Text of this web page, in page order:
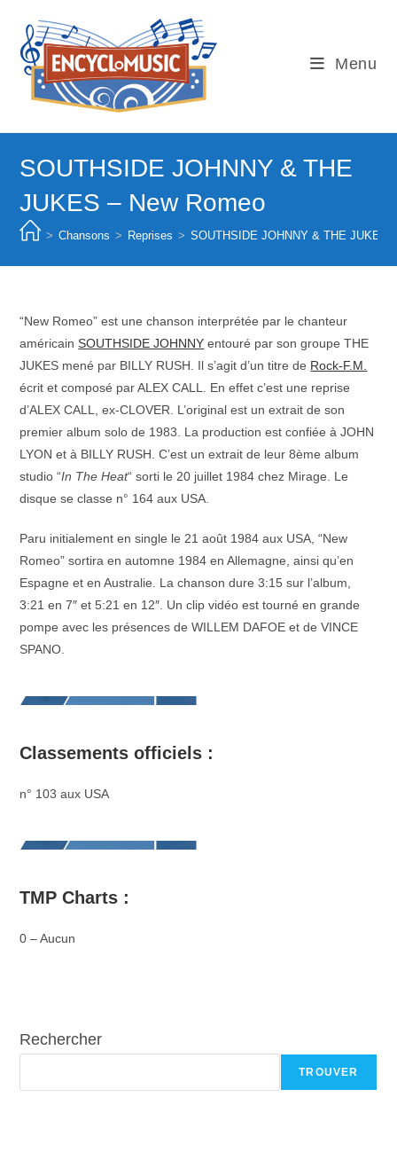
content
Menu
SOUTHSIDE JOHNNY & THE
JUKES – New Romeo
> Chansons > Reprises > SOUTHSIDE JOHNNY & THE JUKES
“New Romeo” est une chanson interprétée par le chanteur
américainSOUTHSIDE JOHNNY entouré par son groupe THE
JUKES mené par BILLY RUSH. Il s’agit d’un titre de Rock-F.M.
écrit et composé par ALEX CALL. En effet c’est une reprise
d’ALEX CALL, ex-CLOVER. L’original est un extrait de son
premier album solo de 1983. La production est confiée à JOHN
LYON et à BILLY RUSH. C’est un extrait de leur 8ème album
studio “In The Heat“ sorti le 20 juillet 1984 chez Mirage. Le
disque se classe n° 164 aux USA.
Paru initialement en single le 21 août 1984 aux USA, “New
Romeo” sortira en automne 1984 en Allemagne, ainsi qu’en
Espagne et en Australie. La chanson dure 3:15 sur l’album,
3:21 en 7″ et 5:21 en 12″. Un clip vidéo est tourné en grande
pompe avec les présences de WILLEM DAFOE et de VINCE
SPANO.
Classements officiels :
n° 103 aux USA
TMP Charts :
0 – Aucun
Rechercher
TROUVER